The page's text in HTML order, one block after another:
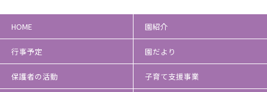
HOME 園紹介
行事予定 園だより
保護者の活動 子育て支援事業